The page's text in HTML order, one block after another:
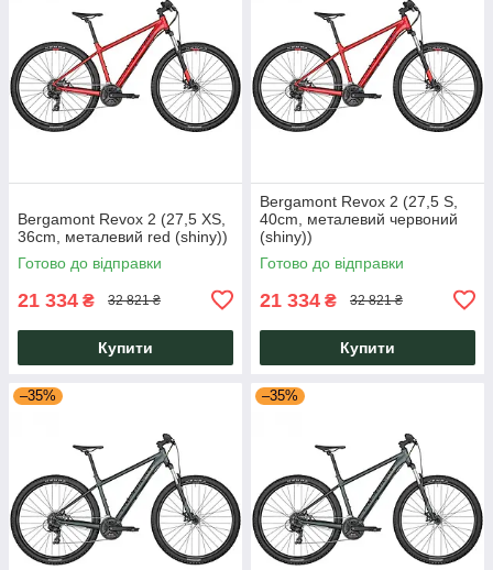
Bergamont Revox 2 (27,5 XS,
36cm, металевий red (shiny))
Готово до відправки
21 334 ₴ 32 821 ₴
Купити
Bergamont Revox 2 (27,5 S,
40cm, металевий червоний
(shiny))
Готово до відправки
21 334 ₴ 32 821 ₴
Купити
–35% –35%